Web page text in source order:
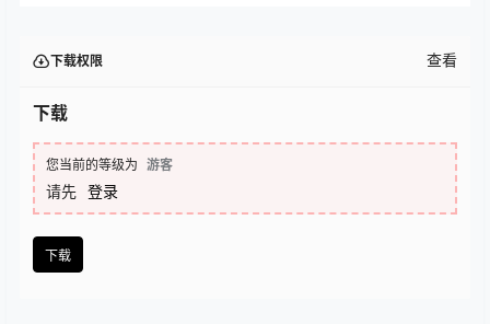
下载权限 查看
下载
您当前的等级为 游客
请先 登录
下载